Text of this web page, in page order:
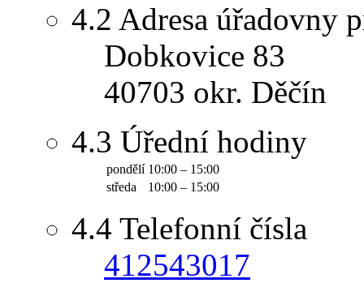
4.2 Adresa úřadovny
Dobkovice 83
40703 okr. Děčín
4.3 Úřední hodiny
pondělí 10:00 – 15:00
středa
10:00 – 15:00
4.4 Telefonní čísla
412543017